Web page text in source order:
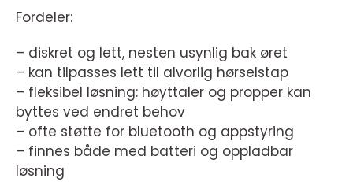
Fordeler:
– diskret og lett, nesten usynlig bak øret
– kan tilpasses lett til alvorlig hørselstap
– fleksibel løsning: høyttaler og propper kan
byttes ved endret behov
– ofte støtte for bluetooth og appstyring
– finnes både med batteri og oppladbar
løsning